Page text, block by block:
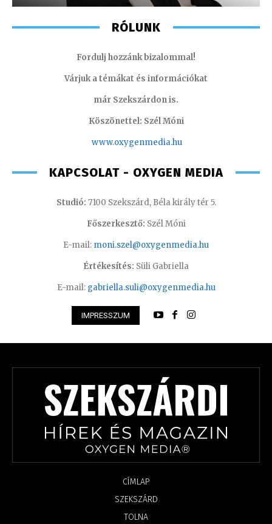
RÓLUNK
Fordulj hozzánk bizalommal!
Várjuk a témákat és információkat
már Szekszárdon is.
Köszönettel: Szél Móni
www.oxygenmedia.hu
KAPCSOLAT - OXYGEN MEDIA
Studió: 7100 Szekszárd, Béla király tér 5.
Főszerkesztő: Szél Móni
E-mail: moni.szel@oxygenmedia.hu
Értékesítés: Süli Gabriella
E-mail: gabriella.suli@oxygenmedia.hu
IMPRESSZUM
CÍMLAP
SZEKSZÁRD
TOLNA